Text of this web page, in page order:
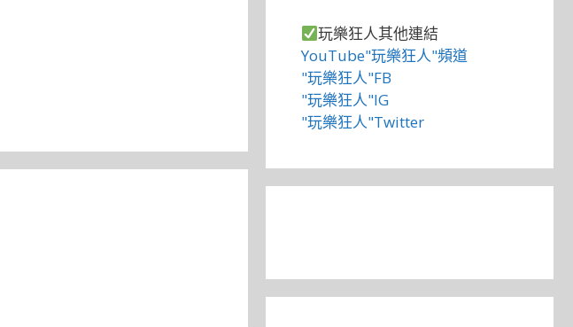
玩樂狂人其他連結
YouTube"玩樂狂人"頻道
"玩樂狂人"FB
"玩樂狂人"IG
"玩樂狂人"Twitter